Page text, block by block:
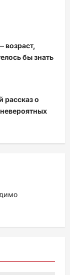
возраст,
бы знать
рассказ о